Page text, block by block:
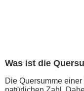
Was ist die
Die Quersumme